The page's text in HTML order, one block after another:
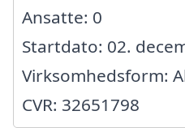
Ansatte: 0
Startdato: 02.
Virksomhedsform:
CVR: 32651798